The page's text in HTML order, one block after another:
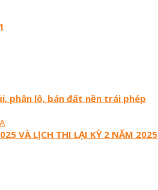
phân lô, bán đất nền trái phép
VÀ LỊCH THI LẠI KỲ 2 NĂM 2025